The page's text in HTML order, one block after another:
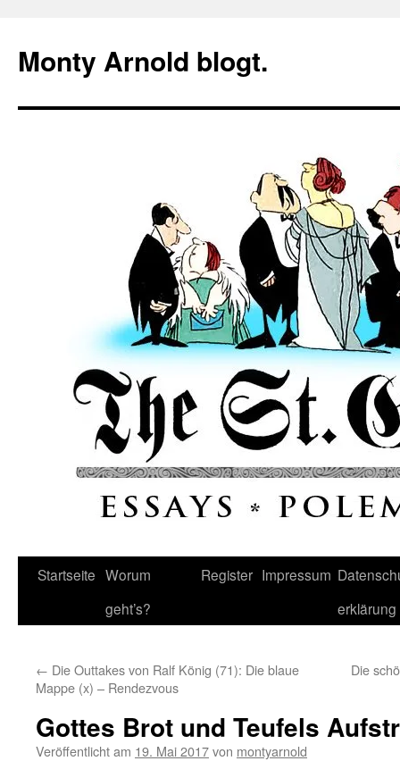
springen
Monty Arnold blogt.
Startseite Worum
geht’s?
Register Impressum
erklärung
← Die Outtakes von Ralf König (71): Die blaue
Mappe (x) – Rendezvous
Die
Gottes Brot und Teufels
Veröffentlicht am 19. Mai 2017von montyarnold